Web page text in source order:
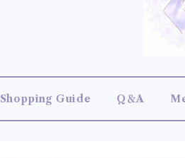
Shopping Guide Q＆A